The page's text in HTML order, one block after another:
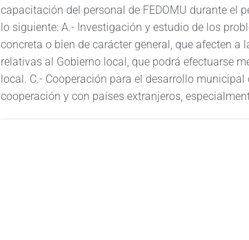
capacitación del personal de FEDOMU durante el
lo siguiente: A.- Investigación y estudio de los
concreta o bien de carácter general, que afecten
relativas al Gobierno local, que podrá efectuarse
local. C.- Cooperación para el desarrollo
cooperación y con países extranjeros,